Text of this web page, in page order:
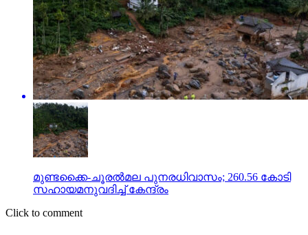
മുണ്ടക്കൈ-ചൂരല്‍മല പുനരധിവാസം; 260.56 കോടി
സഹായമനുവദിച്ച് കേന്ദ്രം
Click to comment